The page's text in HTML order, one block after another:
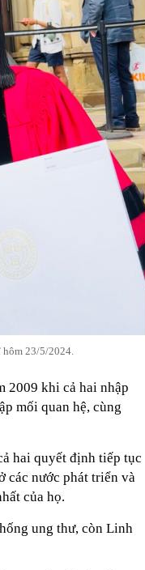
23/5/2024.
2009 khi cả hai nhập
mối quan hệ, cùng
hai quyết định tiếp tục
các nước phát triển và
của họ.
ung thư, còn Linh